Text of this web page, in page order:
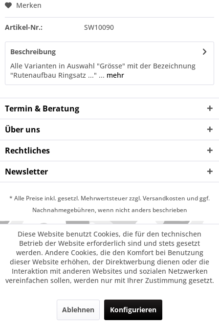
Merken
Artikel-Nr.: SW10090
Beschreibung
Alle Varianten in Auswahl "Grösse" mit der Bezeichnung
"Rutenaufbau Ringsatz ..." ... mehr
Termin & Beratung
Über uns
Rechtliches
Newsletter
* Alle Preise inkl. gesetzl. Mehrwertsteuer zzgl. Versandkosten und ggf.
Nachnahmegebühren, wenn nicht anders beschrieben
Diese Website benutzt Cookies, die für den technischen
Betrieb der Website erforderlich sind und stets gesetzt
werden. Andere Cookies, die den Komfort bei Benutzung
dieser Website erhöhen, der Direktwerbung dienen oder die
Interaktion mit anderen Websites und sozialen Netzwerken
vereinfachen sollen, werden nur mit Ihrer Zustimmung gesetzt.
Ablehnen Konfigurieren